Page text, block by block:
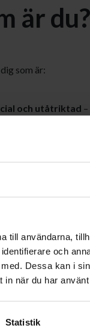
till användarna,
och
Dessa kan i
in när du har
Statistik
är du?
som är:
och utåtriktad
teamets framgång
erfarenhet av